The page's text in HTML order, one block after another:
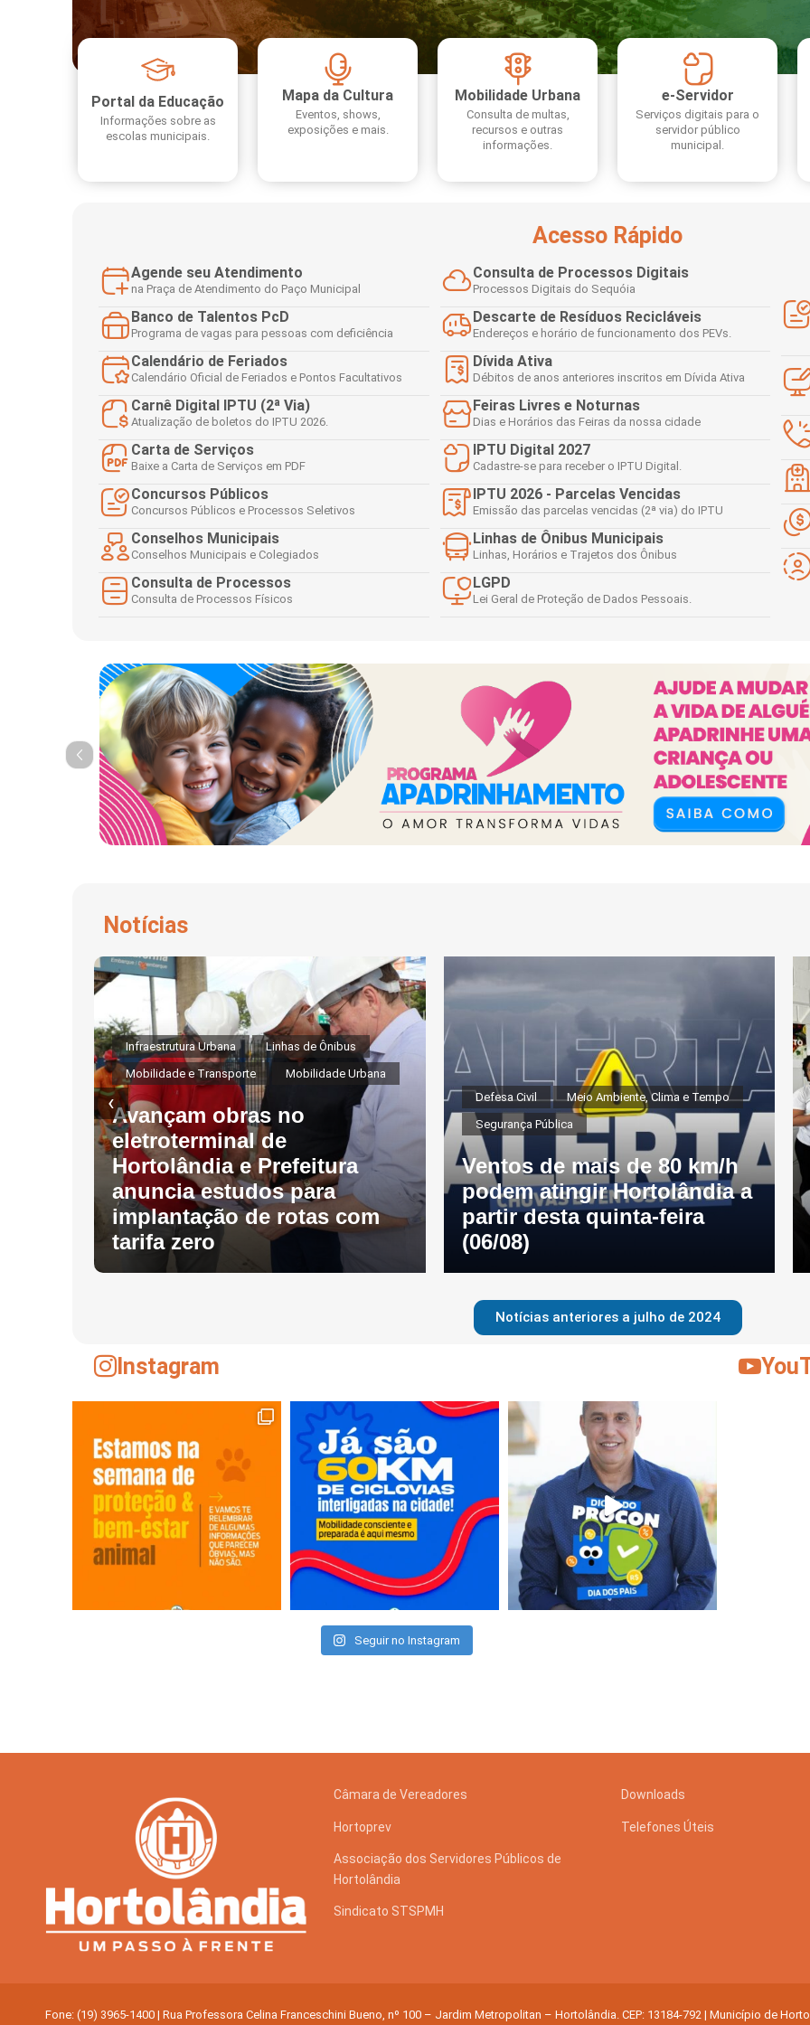
Governo
Habitação
Inclusão e Desenvolvimento Social
Planejamento Urbano e Gestão Estratégica
Serviços Urbanos
Tecnologia e Inovação
Portal da Educação
Informações sobre as
escolas municipais.
Mapa da Cultura
Eventos, shows,
exposições e mais.
Mobilidade Urbana
Consulta de multas,
recursos e outras
informações.
e-Servidor
Serviços digitais para o
servidor público
municipal.
Acesso Rápido
Agende seu Atendimento
na Praça de Atendimento do Paço Municipal
Banco de Talentos PcD
Programa de vagas para pessoas com deficiência
Calendário de Feriados
Calendário Oficial de Feriados e Pontos Facultativos
Carnê Digital IPTU (2ª Via)
Atualização de boletos do IPTU 2026.
Carta de Serviços
Baixe a Carta de Serviços em PDF
Concursos Públicos
Concursos Públicos e Processos Seletivos
Conselhos Municipais
Conselhos Municipais e Colegiados
Consulta de Processos
Consulta de Processos Físicos
Consulta de Processos Digitais
Processos Digitais do Sequóia
Descarte de Resíduos Recicláveis
Endereços e horário de funcionamento dos PEVs.
Dívida Ativa
Débitos de anos anteriores inscritos em Dívida Ativa
Feiras Livres e Noturnas
Dias e Horários das Feiras da nossa cidade
IPTU Digital 2027
Cadastre-se para receber o IPTU Digital.
IPTU 2026 - Parcelas Vencidas
Emissão das parcelas vencidas (2ª via) do IPTU
Linhas de Ônibus Municipais
Linhas, Horários e Trajetos dos Ônibus
LGPD
Lei Geral de Proteção de Dados Pessoais.
Notícias
Infraestrutura Urbana
Linhas de Ônibus
Mobilidade e Transporte
Mobilidade Urbana
Avançam obras no
eletroterminal de
Hortolândia e Prefeitura
anuncia estudos para
implantação de rotas com
tarifa zero
Defesa Civil
Meio Ambiente, Clima e Tempo
Segurança Pública
Ventos de mais de 80 km/h
podem atingir Hortolândia a
partir desta quinta-feira
(06/08)
‹
Notícias anteriores a julho de 2024
Instagram
Seguir no Instagram
Câmara de Vereadores
Hortoprev
Associação dos Servidores Públicos de
Hortolândia
Sindicato STSPMH
Downloads
Telefones Úteis
Fone: (19) 3965-1400 | Rua Professora Celina Franceschini Bueno, nº 100 – Jardim Metropolitan – Hortolândia. CEP: 13184-792 | Município de